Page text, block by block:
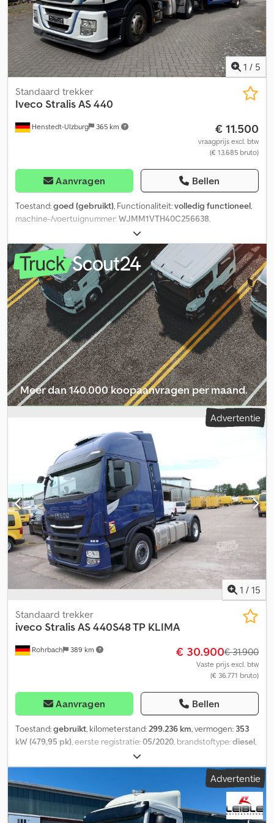
1 / 5
Henstedt-Ulzburg 365 km
Standaard trekker
Iveco Stralis AS 440
€ 11.500
vraagprijs excl. btw
(€ 13.685 bruto)
Aanvragen Bellen
Toestand:goed (gebruikt), Functionaliteit:volledig functioneel,
machine-/voertuignummer:WJMM1VTH40C256638,
, vermogen:
eerste registratie:11/2012, brandstoftype:diesel, bandenconditie:
80 % , Bouwjaar:2012, goed onderhouden IVECO Stralis Hi-Way
met extra hydrauliek en een laag aantal kilometers. Het voertuig
heeft geen geldige keuring, aangezien wij een nieuwe hebben.
Een op maaiveldniveau te laten zakken aanhangwagen is
optioneel verkrijgbaar en functioneert naar behoren. Ideaal voor
het vervoeren van machines. Dedpfx Aozi Tkrembeck
Meer dan 140.000 koopaanvragen per maand.
Advertentie
1 / 15
Rohrbach 389 km
Standaard trekker
iveco Stralis AS 440S48 TP KLIMA
€ 30.900€ 31.900
Vaste prijs excl. btw
(€ 36.771 bruto)
Aanvragen Bellen
Toestand:gebruikt, kilometerstand:299.236 km, vermogen: 353
kW (479,95 pk), eerste registratie:05/2020, brandstoftype:diesel,
, maximaal laadgewicht:
totaalgewicht:18.000 kg, wielbasis:3.790 mm, brandstof:diesel,
kleur:
, soort overbrenging:
automatisch, emissieklasse: Euro 6, ophanging:
, totale
6.250 mm, Bouwjaar:2020, aantal zitplaatsen:
bouwhoogte:3.970 mm, Uitrusting:ABS, airconditioning,
Advertentie